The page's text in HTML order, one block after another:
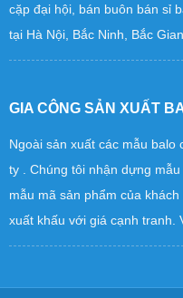
cặp đại hội, bán buôn bán sỉ
tại Hà Nội, Bắc Ninh, Bắc
GIA CÔNG SẢN XUẤT
Ngoài sản xuất các mẫu balo
ty . Chúng tôi nhận dựng
mẫu mã sản phẩm của
xuất khấu với giá cạnh tranh.